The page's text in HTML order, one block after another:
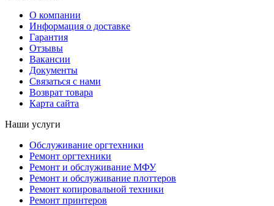
О компании
Информация о доставке
Гарантия
Отзывы
Вакансии
Документы
Связаться с нами
Возврат товара
Карта сайта
Наши услуги
Обслуживание оргтехники
Ремонт оргтехники
Ремонт и обслуживание МФУ
Ремонт и обслуживание плоттеров
Ремонт копировальной техники
Ремонт принтеров